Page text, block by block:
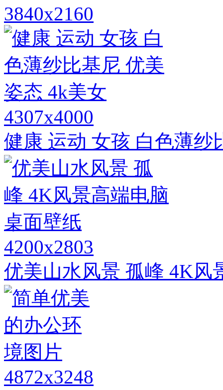
3840x2160
4307x4000
健康 运动 女孩 白色薄纱
4200x2803
优美山水风景 孤峰 4K风
4872x3248